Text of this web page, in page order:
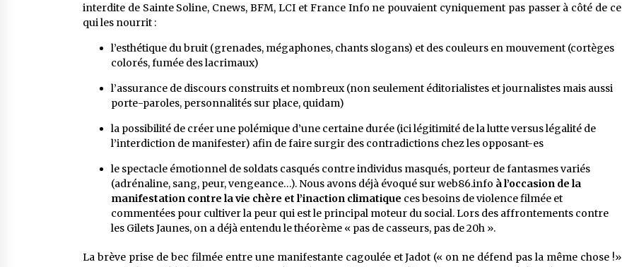
interdite de Sainte Soline, Cnews, BFM, LCI et France Info ne pouvaient cyniquement pas passer à côté de ce
qui les nourrit :
l’esthétique du bruit (grenades, mégaphones, chants slogans) et des couleurs en mouvement (cortèges
colorés, fumée des lacrimaux)
l’assurance de discours construits et nombreux (non seulement éditorialistes et journalistes mais aussi
porte-paroles, personnalités sur place, quidam)
la possibilité de créer une polémique d’une certaine durée (ici légitimité de la lutte versus légalité de
l’interdiction de manifester) afin de faire surgir des contradictions chez les opposant-es
le spectacle émotionnel de soldats casqués contre individus masqués, porteur de fantasmes variés
(adrénaline, sang, peur, vengeance…). Nous avons déjà évoqué sur web86.info à l’occasion de la
manifestation contre la vie chère et l’inaction climatique ces besoins de violence filmée et
commentées pour cultiver la peur qui est le principal moteur du social. Lors des affrontements contre
les Gilets Jaunes, on a déjà entendu le théorème « pas de casseurs, pas de 20h ».
La brève prise de bec filmée entre une manifestante cagoulée et Jadot (« on ne défend pas la même chose !»